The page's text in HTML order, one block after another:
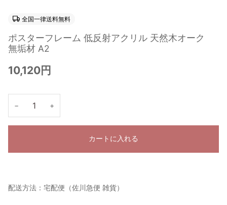
全国一律送料無料
ポスターフレーム 低反射アクリル 天然木オーク
無垢材 A2
10,120円
− +
カートに入れる
配送方法：宅配便（佐川急便 雑貨）